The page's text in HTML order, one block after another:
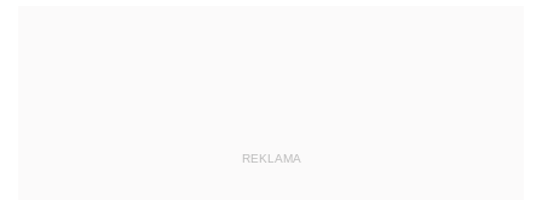
REKLAMA